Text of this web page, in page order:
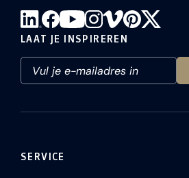
LAAT JE INSPIREREN
SERVICE